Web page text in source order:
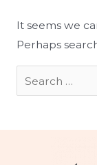
It seems we
Perhaps